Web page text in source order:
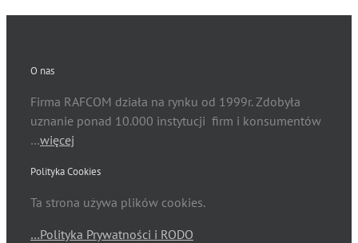
O nas
Firma RAFCOM działa na rynku od 1999r. Zdobyła
uznanie ponad 10.000 instytucji firm i konsumentów
…więcej
Polityka Cookies
Ta strona używa plików cookies.
…Polityka Prywatności i RODO